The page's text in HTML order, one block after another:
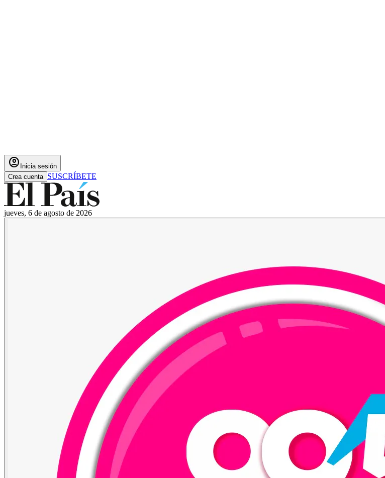
account_circle Inicia sesión
Crea cuenta SUSCRÍBETE
jueves, 6 de agosto de 2026